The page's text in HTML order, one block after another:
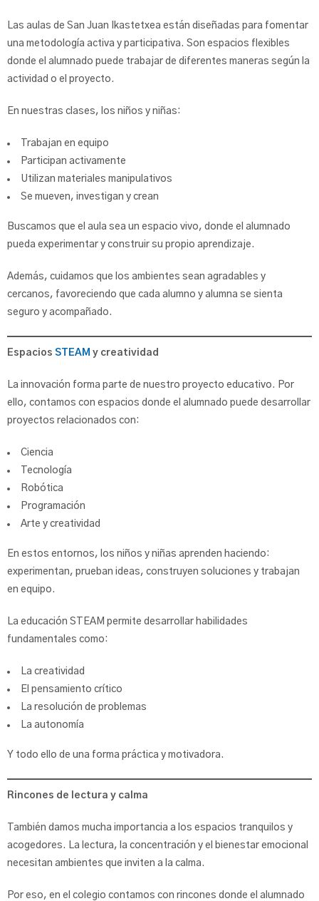
Las aulas de San Juan Ikastetxea están diseñadas para fomentar
una metodología activa y participativa. Son espacios flexibles
donde el alumnado puede trabajar de diferentes maneras según la
actividad o el proyecto.
En nuestras clases, los niños y niñas:
Trabajan en equipo
Participan activamente
Utilizan materiales manipulativos
Se mueven, investigan y crean
Buscamos que el aula sea un espacio vivo, donde el alumnado
pueda experimentar y construir su propio aprendizaje.
Además, cuidamos que los ambientes sean agradables y
cercanos, favoreciendo que cada alumno y alumna se sienta
seguro y acompañado.
Espacios STEAM y creatividad
La innovación forma parte de nuestro proyecto educativo. Por
ello, contamos con espacios donde el alumnado puede desarrollar
proyectos relacionados con:
Ciencia
Tecnología
Robótica
Programación
Arte y creatividad
En estos entornos, los niños y niñas aprenden haciendo:
experimentan, prueban ideas, construyen soluciones y trabajan
en equipo.
La educación STEAM permite desarrollar habilidades
fundamentales como:
La creatividad
El pensamiento crítico
La resolución de problemas
La autonomía
Y todo ello de una forma práctica y motivadora.
Rincones de lectura y calma
También damos mucha importancia a los espacios tranquilos y
acogedores. La lectura, la concentración y el bienestar emocional
necesitan ambientes que inviten a la calma.
Por eso, en el colegio contamos con rincones donde el alumnado